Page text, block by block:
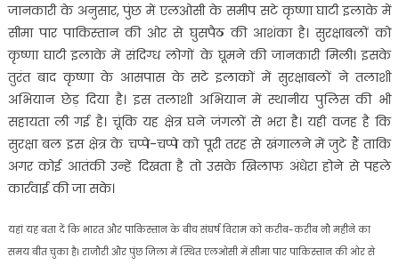
जानकारी के अनुसार, पुंछ में एलओसी के समीप सटे कृष्णा घाटी इलाके में
सीमा पार पाकिस्तान की ओर से घुसपैठ की आशंका है। सुरक्षाबलों को
कृष्णा घाटी इलाके में संदिग्ध लोगों के घूमने की जानकारी मिली। इसके
तुरंत बाद कृष्णा के आसपास के सटे इलाकों में सुरक्षाबलों ने तलाशी
अभियान छेड़ दिया है। इस तलाशी अभियान में स्थानीय पुलिस की भी
सहायता ली गई है। चूंकि यह क्षेत्र घने जंगलों से भरा है। यही वजह है कि
सुरक्षा बल इस क्षेत्र के चप्पे-चप्पे को पूरी तरह से खंगालने में जुटे हैं ताकि
अगर कोई आतंकी उन्हें दिखता है तो उसके खिलाफ अंधेरा होने से पहले
कार्रवाई की जा सके।
यहां यह बता दें कि भारत और पाकिस्तान के बीच संघर्ष विराम को करीब-करीब नौ महीने का
समय बीत चुका है। राजौरी और पुंछ जिला में स्थित एलओसी में सीमा पार पाकिस्तान की ओर से